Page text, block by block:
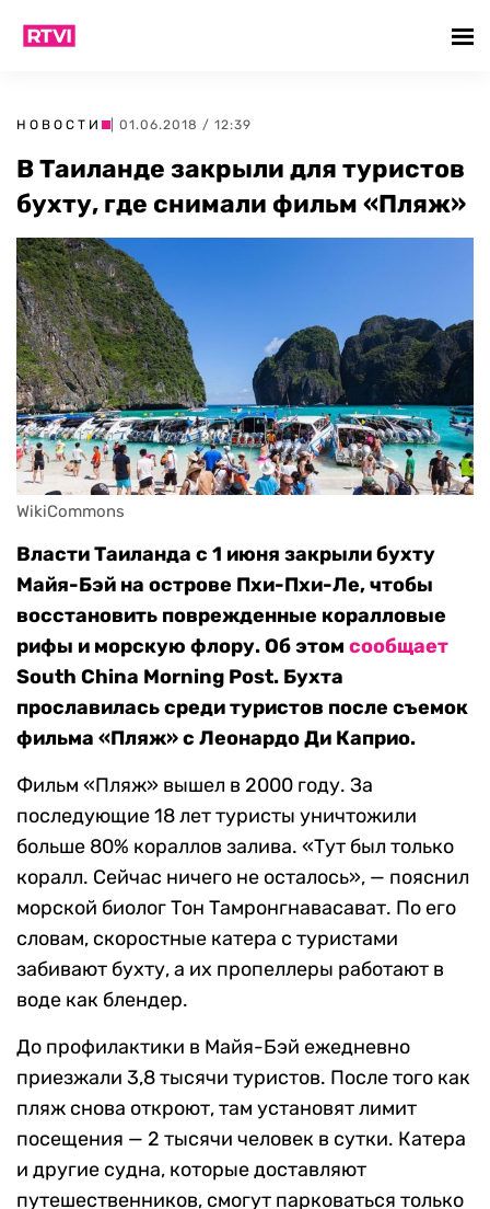
НОВОСТИ | 01.06.2018 / 12:39
В Таиланде закрыли для туристов
бухту, где снимали фильм «Пляж»
WikiCommons
Власти Таиланда с 1 июня закрыли бухту
Майя-Бэй на острове Пхи-Пхи-Ле, чтобы
восстановить поврежденные коралловые
рифы и морскую флору. Об этом сообщает
South China Morning Post. Бухта
прославилась среди туристов после съемок
фильма «Пляж» с Леонардо Ди Каприо.
Фильм «Пляж» вышел в 2000 году. За
последующие 18 лет туристы уничтожили
больше 80% кораллов залива. «Тут был только
коралл. Сейчас ничего не осталось», — пояснил
морской биолог Тон Тамронгнавасават. По его
словам, скоростные катера с туристами
забивают бухту, а их пропеллеры работают в
воде как блендер.
До профилактики в Майя-Бэй ежедневно
приезжали 3,8 тысячи туристов. После того как
пляж снова откроют, там установят лимит
посещения — 2 тысячи человек в сутки. Катера
и другие судна, которые доставляют
путешественников, смогут парковаться только